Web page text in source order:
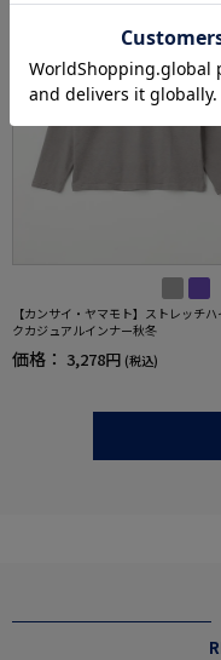
【カンサイ・ヤマモト】ストレッチハ
クカジュアルインナー秋冬
価格： 3,278円 (税込)